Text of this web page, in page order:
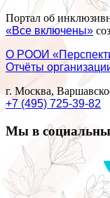
Портал об
«Все включены»
О РООИ
Отчёты
г. Москва,
+7 (495) 725-39-82
Мы в